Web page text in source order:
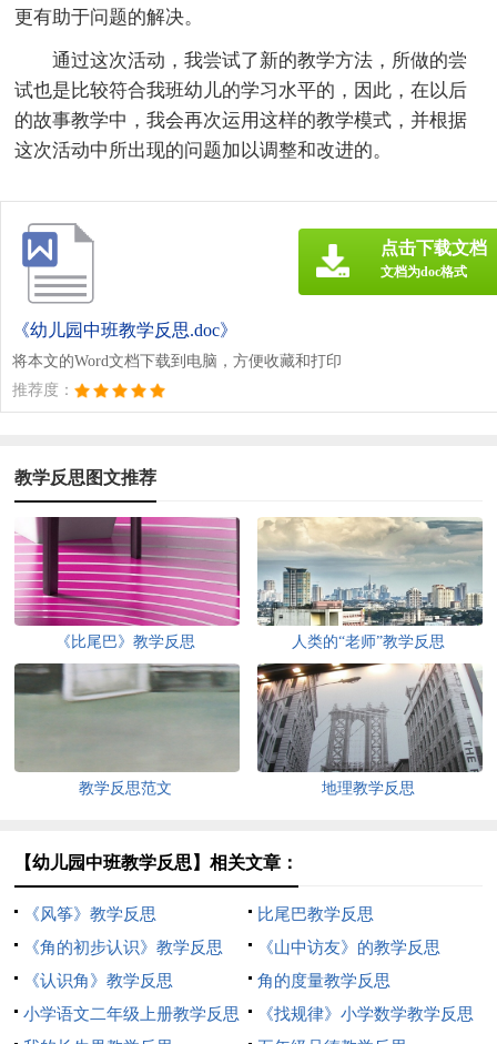
更有助于问题的解决。
通过这次活动，我尝试了新的教学方法，所做的尝
试也是比较符合我班幼儿的学习水平的，因此，在以后
的故事教学中，我会再次运用这样的教学模式，并根据
这次活动中所出现的问题加以调整和改进的。
《幼儿园中班教学反思.doc》
将本文的Word文档下载到电脑，方便收藏和打印
推荐度：
点击下载文档
文档为doc格式
教学反思图文推荐
《比尾巴》教学反思 人类的“老师”教学反思
教学反思范文 地理教学反思
【幼儿园中班教学反思】相关文章：
《风筝》教学反思
比尾巴教学反思
《角的初步认识》教学反思
《山中访友》的教学反思
《认识角》教学反思
角的度量教学反思
小学语文二年级上册教学反思
《找规律》小学数学教学反思